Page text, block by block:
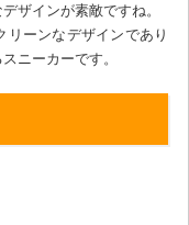
ザインが素敵ですね。
リーンなデザインであり
ニーカーです。